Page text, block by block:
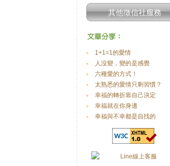
其他徵信社服務
1+1=1的愛情
人沒變，變的是感覺
六種愛的方式！
太熟悉的愛情只剩習慣？
幸福的轉折靠自己決定
幸福就在你身邊
幸福與不幸都是自找的